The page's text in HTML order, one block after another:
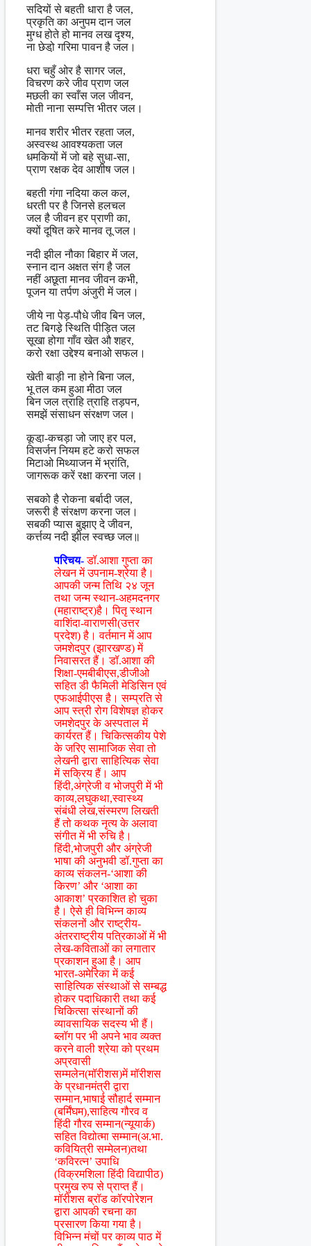
सदियों से बहती धारा है जल,
प्रकृति का अनुपम दान जल
मुग्ध होते हो मानव लख दृश्य,
ना छेडो़ गरिमा पावन है जल।
धरा चहुँ ओर है सागर जल,
विचरण करे जीव प्राण जल
मछली का स्वाँस जल जीवन,
मोती नाना सम्पत्ति भीतर जल।
मानव शरीर भीतर रहता जल,
अस्वस्थ आवश्यकता जल
धमकियों में जो बहे सुधा-सा,
प्राण रक्षक देव आशीष जल।
बहती गंगा नदिया कल कल,
धरती पर है जिनसे हलचल
जल है जीवन हर प्राणी का,
क्यों दूषित करे मानव तू जल।
नदी झील नौका बिहार में जल,
स्नान दान अक्षत संग है जल
नहीं अछूता मानव जीवन कभी,
पूजन या तर्पण अंजुरी में जल।
जीये ना पेड़-पौधे जीव बिन जल,
तट बिगडे़ स्थिति पीड़ित जल
सूखा होगा गाँव खेत औ शहर,
करो रक्षा उद्देश्य बनाओ सफल।
खेती बाड़ी ना होने बिना जल,
भू तल कम हुआ मीठा जल
बिन जल त्राहि त्राहि तड़पन,
समझें संसाधन संरक्षण जल।
कूडा़-कचड़ा जो जाए हर पल,
विसर्जन नियम हटे करो सफल
मिटाओ मिथ्याजन में भ्रांति,
जागरूक करें रक्षा करना जल।
सबको है रोकना बर्बादी जल,
जरूरी है संरक्षण करना जल।
सबकी प्यास बुझाए दे जीवन,
कर्त्तव्य नदी झील स्वच्छ जल॥
परिचय- डॉ.आशा गुप्ता का
लेखन में उपनाम-श्रेया है।
आपकी जन्म तिथि २४ जून
तथा जन्म स्थान-अहमदनगर
(महाराष्ट्र)है। पितृ स्थान
वाशिंदा-वाराणसी(उत्तर
प्रदेश) है। वर्तमान में आप
जमशेदपुर (झारखण्ड) में
निवासरत हैं। डॉ.आशा की
शिक्षा-एमबीबीएस,डीजीओ
सहित डी फैमिली मेडिसिन एवं
एफआईपीएस है। सम्प्रति से
आप स्त्री रोग विशेषज्ञ होकर
जमशेदपुर के अस्पताल में
कार्यरत हैं। चिकित्सकीय पेशे
के जरिए सामाजिक सेवा तो
लेखनी द्वारा साहित्यिक सेवा
में सक्रिय हैं। आप
हिंदी,अंग्रेजी व भोजपुरी में भी
काव्य,लघुकथा,स्वास्थ्य
संबंधी लेख,संस्मरण लिखती
हैं तो कथक नृत्य के अलावा
संगीत में भी रुचि है।
हिंदी,भोजपुरी और अंग्रेजी
भाषा की अनुभवी डॉ.गुप्ता का
काव्य संकलन-‘आशा की
किरण’ और ‘आशा का
आकाश’ प्रकाशित हो चुका
है। ऐसे ही विभिन्न काव्य
संकलनों और राष्ट्रीय-
अंतरराष्ट्रीय पत्रिकाओं में भी
लेख-कविताओं का लगातार
प्रकाशन हुआ है। आप
भारत-अमेरिका में कई
साहित्यिक संस्थाओं से सम्बद्ध
होकर पदाधिकारी तथा कई
चिकित्सा संस्थानों की
व्यावसायिक सदस्य भी हैं।
ब्लॉग पर भी अपने भाव व्यक्त
करने वाली श्रेया को प्रथम
अप्रवासी
सम्मलेन(मॉरीशस)में मॉरीशस
के प्रधानमंत्री द्वारा
सम्मान,भाषाई सौहार्द सम्मान
(बर्मिंघम),साहित्य गौरव व
हिंदी गौरव सम्मान(न्यूयार्क)
सहित विद्योत्मा सम्मान(अ.भा.
कवियित्री सम्मेलन)तथा
‘कविरत्न’ उपाधि
(विक्रमशिला हिंदी विद्यापीठ)
प्रमुख रुप से प्राप्त हैं।
मॉरीशस ब्रॉड कॉरपोरेशन
द्वारा आपकी रचना का
प्रसारण किया गया है।
विभिन्न मंचों पर काव्य पाठ में